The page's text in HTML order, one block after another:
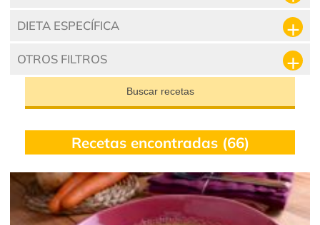
DIETA ESPECÍFICA
OTROS FILTROS
Buscar recetas
Recetas encontradas (66)